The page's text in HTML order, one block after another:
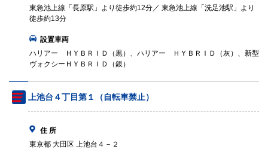
東急池上線「長原駅」より徒歩約12分／ 東急池上線「洗足池駅」より
徒歩約13分
設置車両
ハリアー ＨＹＢＲＩＤ（黒）、ハリアー ＨＹＢＲＩＤ（灰）、新型
ヴォクシーＨＹＢＲＩＤ（銀）
上池台４丁目第１（自転車禁止）
住 所
東京都 大田区 上池台４－２